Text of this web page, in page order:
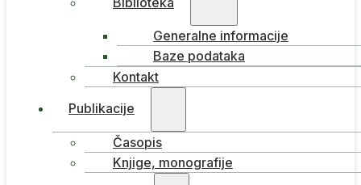
Generalne informacije
Baze podataka
Kontakt
Publikacije
Časopis
Knjige, monografije